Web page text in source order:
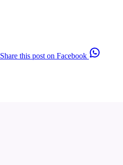
Share this post on Facebook